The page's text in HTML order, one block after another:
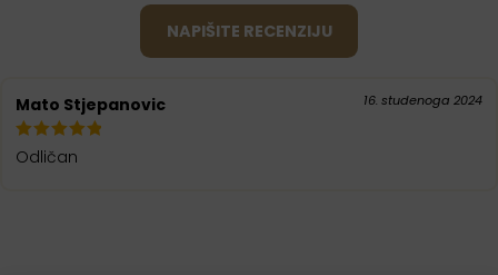
NAPIŠITE RECENZIJU
Mato Stjepanovic 16. studenoga 2024
Odličan